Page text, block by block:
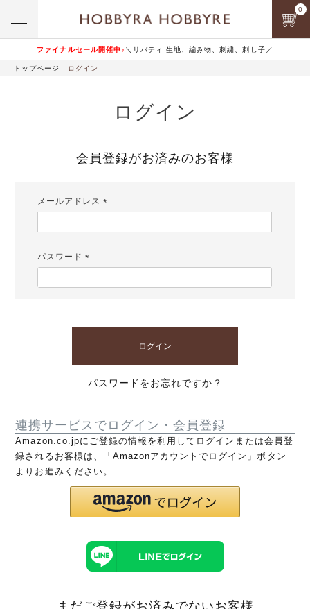
ファイナルセール開催中♪ ＼リバティ 生地、編み物、刺繍、刺し子／
0
トップページ ログイン
ログイン
会員登録がお済みのお客様
メールアドレス
パスワード
ログイン
パスワードをお忘れですか？
連携サービスでログイン・会員登録
Amazon.co.jpにご登録の情報を利用してログインまたは会員登
録されるお客様は、「Amazonアカウントでログイン」ボタン
よりお進みください。
まだご登録がお済みでないお客様